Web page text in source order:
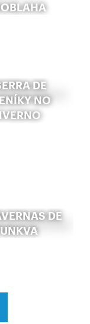
DE
NO
DE